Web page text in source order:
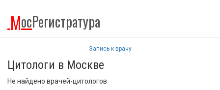
МосРегистратура
Запись к врачу
Цитологи в Москве
Не найдено врачей-цитологов